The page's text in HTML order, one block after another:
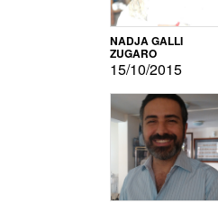
NADJA GALLI
ZUGARO
15/10/2015